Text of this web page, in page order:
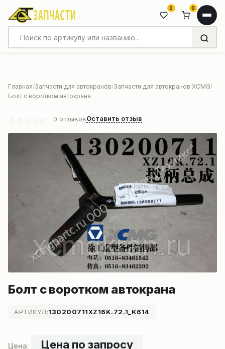
0 0
Главная Запчасти для автокранов Запчасти для автокранов XCMG
Болт с воротком автокрана
0 отзывовОставить отзыв
Болт с воротком автокрана
АРТИКУЛ:130200711XZ16K.72.1_K614
Цена по запросу